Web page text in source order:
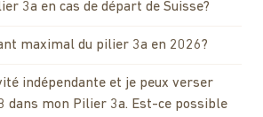
3a en cas de départ de Suisse?
maximal du pilier 3a en 2026?
indépendante et je peux verser
dans mon Pilier 3a. Est-ce possible